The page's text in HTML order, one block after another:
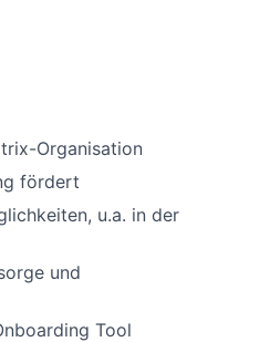
Organisation
fördert
u.a. in der
und
Tool